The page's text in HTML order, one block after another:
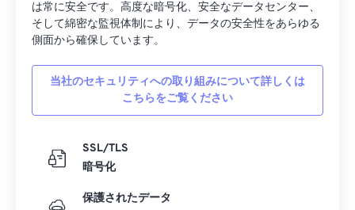
は常に安全です。高度な暗号化、安全なデータセンター、
そして綿密な監視体制により、データの安全性をあらゆる
側面から確保しています。
当社のセキュリティへの取り組みについて詳しくは
こちらをご覧ください
SSL/TLS
暗号化
保護されたデータ